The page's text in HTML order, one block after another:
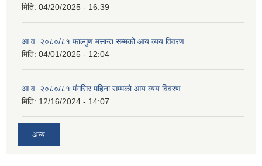
मिति: 04/20/2025 - 16:39
आ.व. २०८०/८१ फाल्गुण मसान्त सम्मको आय व्यय विवरण
मिति: 04/01/2025 - 12:04
आ.व. २०८०/८१ मंगसिर महिना सम्मको आय व्यय विवरण
मिति: 12/16/2024 - 14:07
अन्य